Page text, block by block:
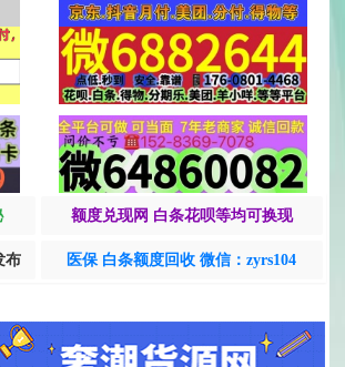
额度兑现网 白条花呗等均可换现
布 医保 白条额度回收 微信：zyrs104